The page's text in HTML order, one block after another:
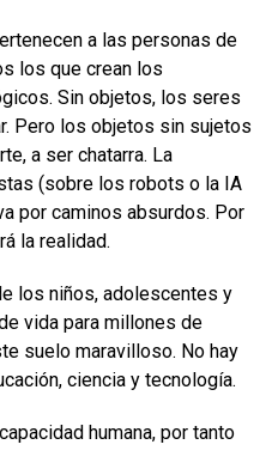
a las personas de
los que crean los
Sin objetos, los seres
Pero los objetos sin sujetos
a ser chatarra. La
(sobre los robots o la IA
por caminos absurdos. Por
la realidad.
los niños, adolescentes y
vida para millones de
suelo maravilloso. No hay
ciencia y tecnología.
humana, por tanto